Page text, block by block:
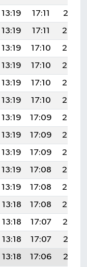
13:19 17:11
20:31
13:19 17:11
20:30
13:19 17:10
20:29
13:19 17:10
20:28
13:19 17:10
20:28
13:19 17:10
20:27
13:19 17:09
20:26
13:19 17:09
20:25
13:19 17:09
20:24
13:19 17:08
20:23
13:19 17:08
20:22
13:18 17:08
20:20
13:18 17:07
20:19
13:18 17:07
20:18
13:18 17:06
20:17